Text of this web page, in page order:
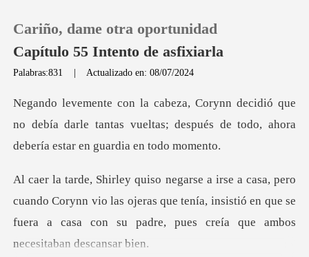
0
Recargar
Historia
Salir
Cariño, dame otra oportunidad
Capítulo 55 Intento de asfixiarla
Palabras:831 | Actualizado en: 08/07/2024
ue
no debía darle tantas vueltas; después de todo
o Corynn vio las ojeras que tenía, insistió en que se
fuera a cas